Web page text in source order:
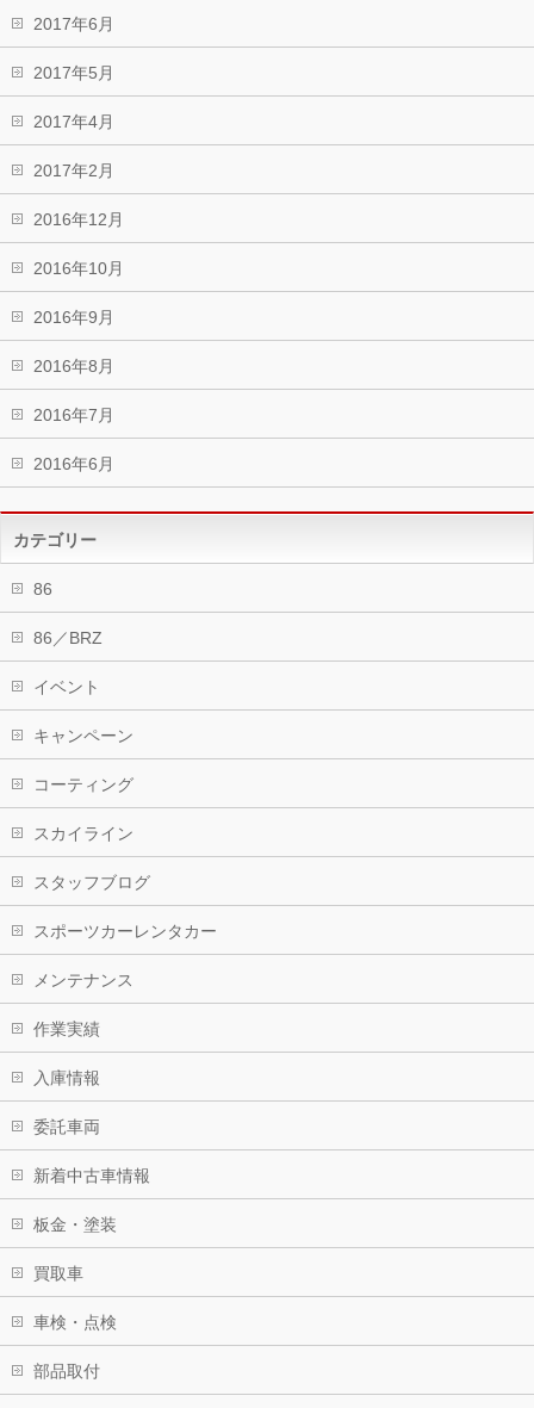
2017年6月
2017年5月
2017年4月
2017年2月
2016年12月
2016年10月
2016年9月
2016年8月
2016年7月
2016年6月
カテゴリー
86
86／BRZ
イベント
キャンペーン
コーティング
スカイライン
スタッフブログ
スポーツカーレンタカー
メンテナンス
作業実績
入庫情報
委託車両
新着中古車情報
板金・塗装
買取車
車検・点検
部品取付